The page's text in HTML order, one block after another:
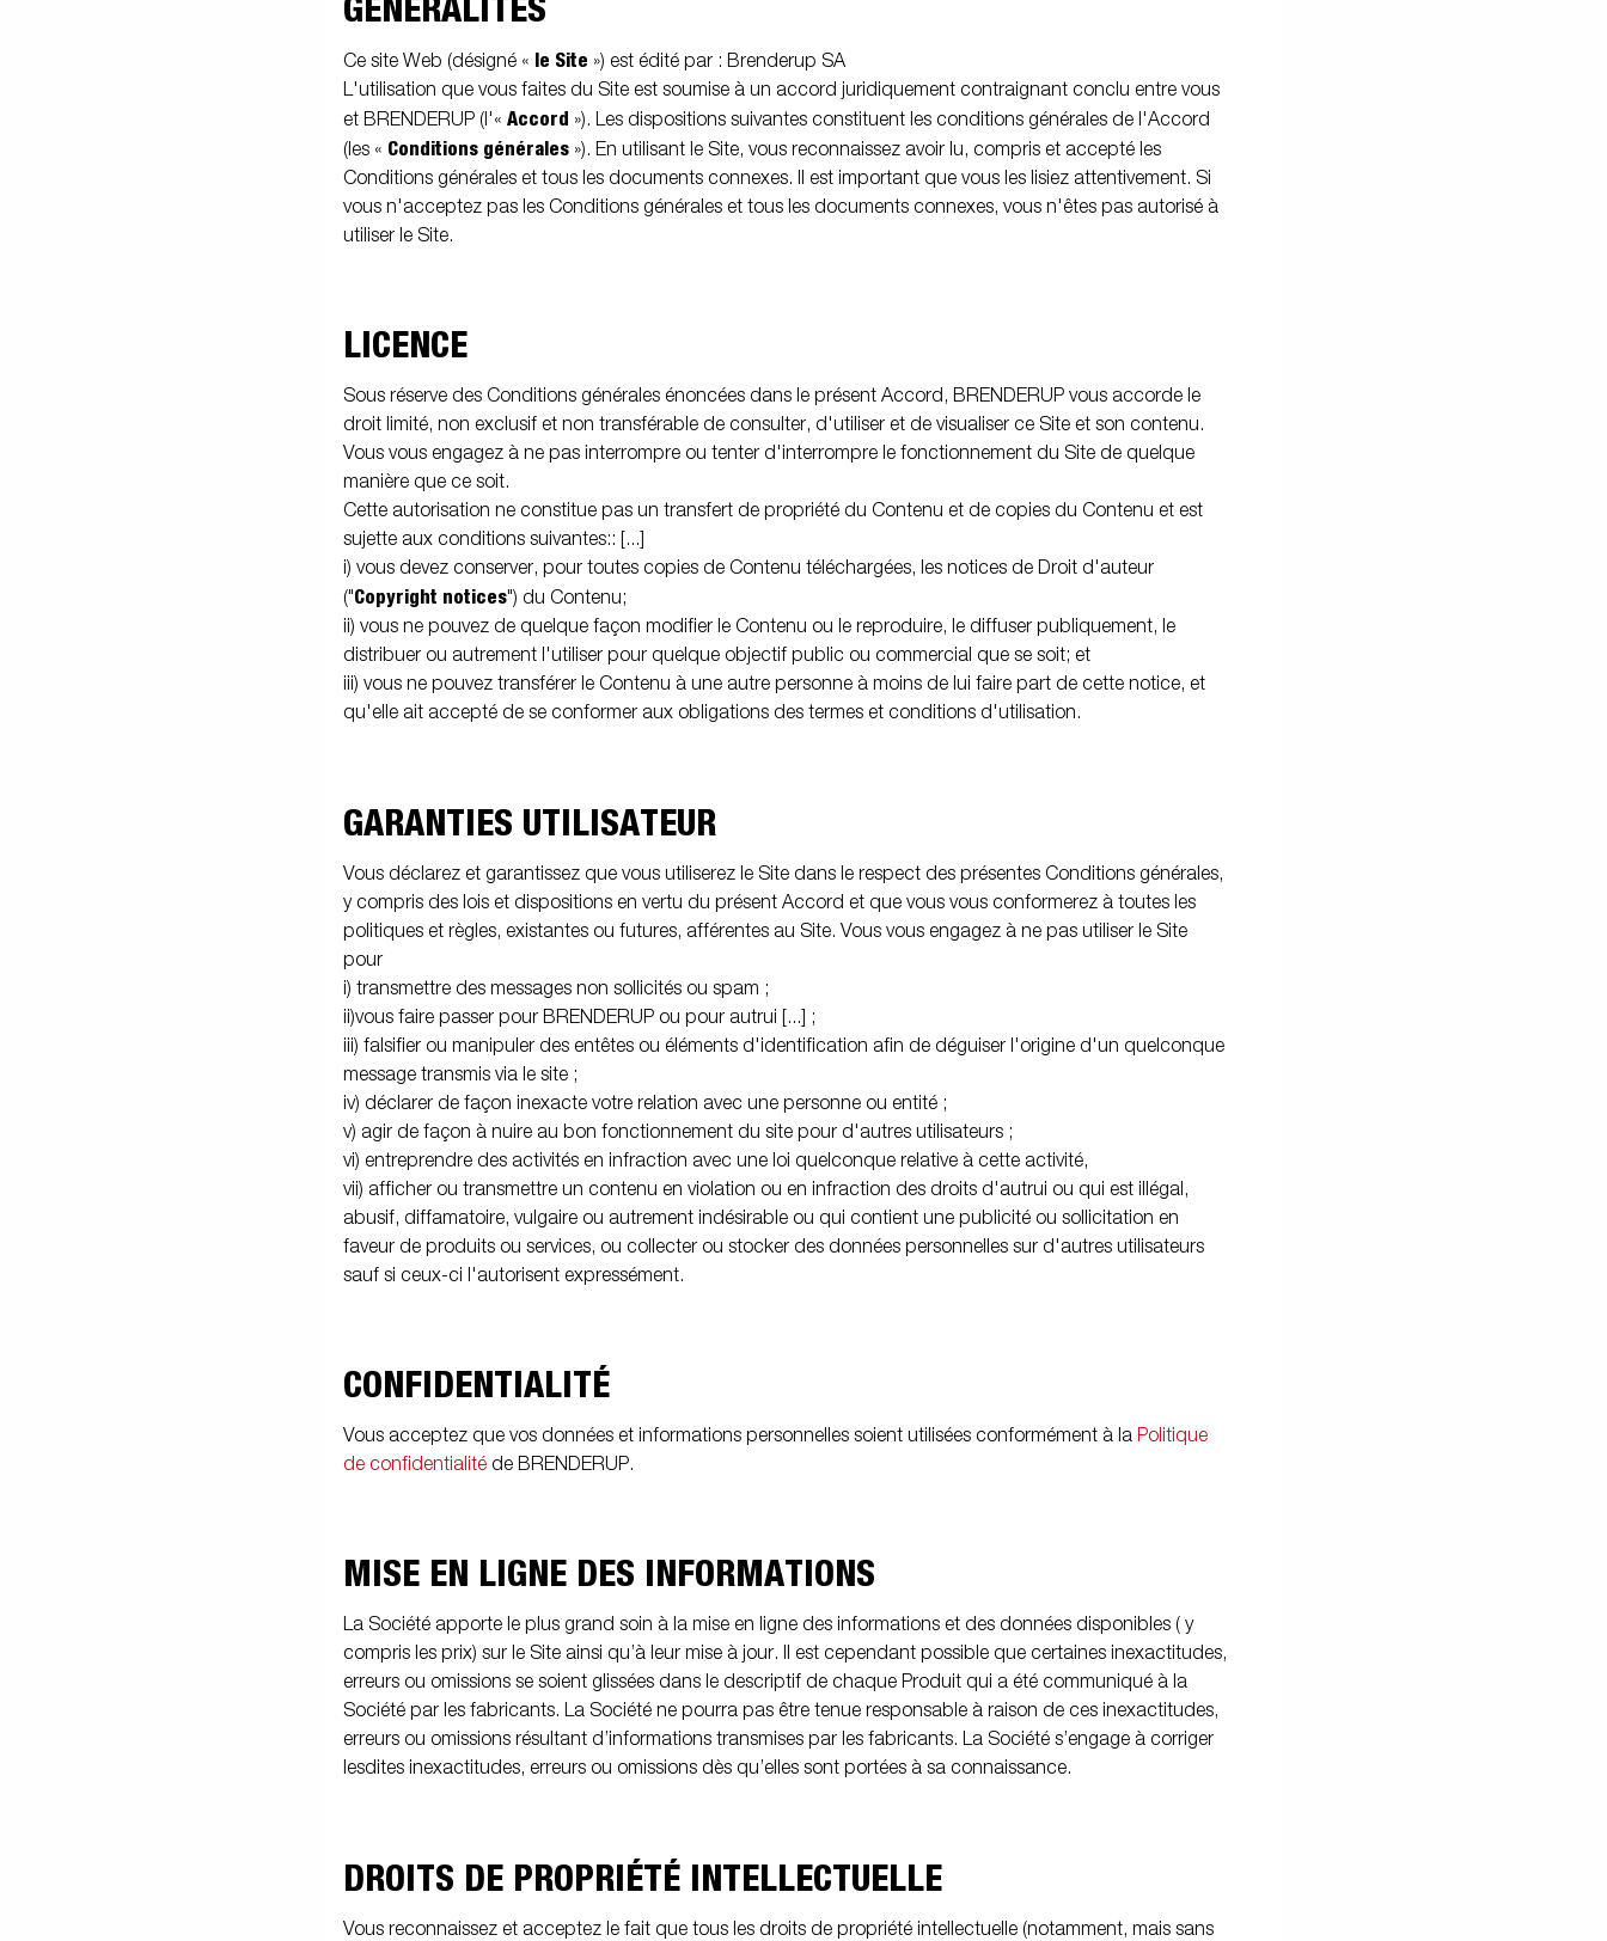
benne
nautiques
Pièces de rechange
L'école de conduite
charge
chargement
Kit accessoire Bennes Boîtes à outils Treuils
Roues / Jantes /
GÉNÉRALITÉS
Ce site Web (désigné « le Site ») est édité par : Brenderup SA
L'utilisation que vous faites du Site est soumise à un accord juridiquement contraignant conclu entre vous
et BRENDERUP (l'« Accord »). Les dispositions suivantes constituent les conditions générales de l'Accord
(les « Conditions générales »). En utilisant le Site, vous reconnaissez avoir lu, compris et accepté les
Conditions générales et tous les documents connexes. Il est important que vous les lisiez attentivement. Si
vous n'acceptez pas les Conditions générales et tous les documents connexes, vous n'êtes pas autorisé à
utiliser le Site.
LICENCE
Sous réserve des Conditions générales énoncées dans le présent Accord, BRENDERUP vous accorde le
droit limité, non exclusif et non transférable de consulter, d'utiliser et de visualiser ce Site et son contenu.
Vous vous engagez à ne pas interrompre ou tenter d'interrompre le fonctionnement du Site de quelque
manière que ce soit.
Cette autorisation ne constitue pas un transfert de propriété du Contenu et de copies du Contenu et est
sujette aux conditions suivantes:: [...]
i) vous devez conserver, pour toutes copies de Contenu téléchargées, les notices de Droit d'auteur
("Copyright notices") du Contenu;
ii) vous ne pouvez de quelque façon modifier le Contenu ou le reproduire, le diffuser publiquement, le
distribuer ou autrement l'utiliser pour quelque objectif public ou commercial que se soit; et
iii) vous ne pouvez transférer le Contenu à une autre personne à moins de lui faire part de cette notice, et
qu'elle ait accepté de se conformer aux obligations des termes et conditions d'utilisation.
GARANTIES UTILISATEUR
Vous déclarez et garantissez que vous utiliserez le Site dans le respect des présentes Conditions générales,
y compris des lois et dispositions en vertu du présent Accord et que vous vous conformerez à toutes les
politiques et règles, existantes ou futures, afférentes au Site. Vous vous engagez à ne pas utiliser le Site
pour
i) transmettre des messages non sollicités ou spam ;
ii)vous faire passer pour BRENDERUP ou pour autrui [...] ;
iii) falsifier ou manipuler des entêtes ou éléments d'identification afin de déguiser l'origine d'un quelconque
message transmis via le site ;
iv) déclarer de façon inexacte votre relation avec une personne ou entité ;
v) agir de façon à nuire au bon fonctionnement du site pour d'autres utilisateurs ;
vi) entreprendre des activités en infraction avec une loi quelconque relative à cette activité,
vii) afficher ou transmettre un contenu en violation ou en infraction des droits d'autrui ou qui est illégal,
abusif, diffamatoire, vulgaire ou autrement indésirable ou qui contient une publicité ou sollicitation en
faveur de produits ou services, ou collecter ou stocker des données personnelles sur d'autres utilisateurs
sauf si ceux-ci l'autorisent expressément.
CONFIDENTIALITÉ
Vous acceptez que vos données et informations personnelles soient utilisées conformément à la Politique
de confidentialité de BRENDERUP.
MISE EN LIGNE DES INFORMATIONS
La Société apporte le plus grand soin à la mise en ligne des informations et des données disponibles ( y
compris les prix) sur le Site ainsi qu’à leur mise à jour. Il est cependant possible que certaines inexactitudes,
erreurs ou omissions se soient glissées dans le descriptif de chaque Produit qui a été communiqué à la
Société par les fabricants. La Société ne pourra pas être tenue responsable à raison de ces inexactitudes,
erreurs ou omissions résultant d’informations transmises par les fabricants. La Société s’engage à corriger
lesdites inexactitudes, erreurs ou omissions dès qu’elles sont portées à sa connaissance.
DROITS DE PROPRIÉTÉ INTELLECTUELLE
Vous reconnaissez et acceptez le fait que tous les droits de propriété intellectuelle (notamment, mais sans